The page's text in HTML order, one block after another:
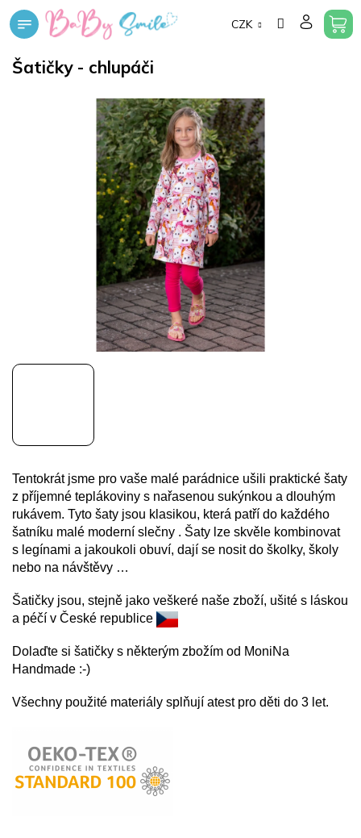
Přejít
na
CZK
Šatičky - chlupáči
Tentokrát jsme pro vaše malé parádnice ušili praktické šaty
z příjemné teplákoviny s nařasenou sukýnkou a dlouhým
rukávem. Tyto šaty jsou klasikou, která patří do každého
šatníku malé moderní slečny . Šaty lze skvěle kombinovat
s legínami a jakoukoli obuví, dají se nosit do školky, školy
nebo na návštěvy …
Šatičky jsou, stejně jako veškeré naše zboží, ušité s láskou
a péčí v České republice
Dolaďte si šatičky s některým zbožím od MoniNa
Handmade :-)
Všechny použité materiály splňují atest pro děti do 3 let.